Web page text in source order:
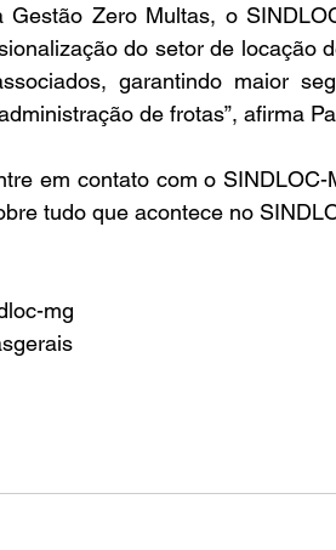
Zero Multas, o
do setor de locação
garantindo maior
de frotas”, afirma
em contato com o
tudo que acontece no
mg